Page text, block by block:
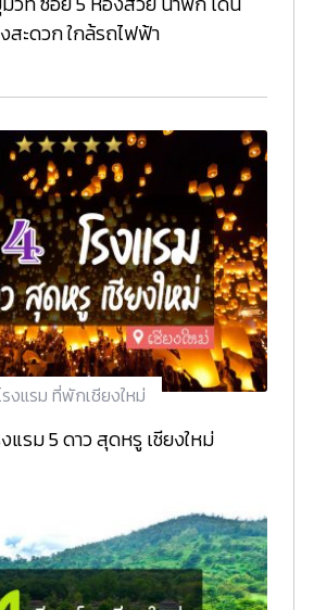
สะดวก ใกล้รถไฟฟ้า
รงแรม ที่พักเชียงใหม่
แรม 5 ดาว สุดหรู เชียงใหม่